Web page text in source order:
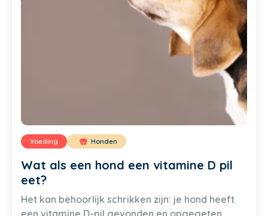
Voeding Honden
Wat als een hond een vitamine D pil
eet?
Het kan behoorlijk schrikken zijn: je hond heeft